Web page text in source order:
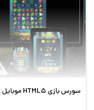
سورس بازی HTML5 موبایل Fantasy Forest جنگل خیالی نسخه 1.0.0.1